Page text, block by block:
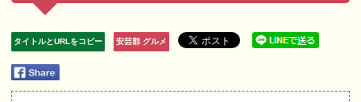
タイトルとURLをコピー 安芸郡 グルメ